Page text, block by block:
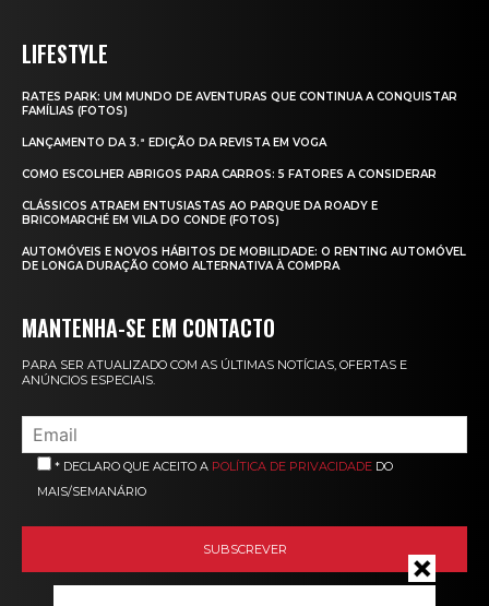
LIFESTYLE
RATES PARK: UM MUNDO DE AVENTURAS QUE CONTINUA A CONQUISTAR
FAMÍLIAS (FOTOS)
LANÇAMENTO DA 3.ª EDIÇÃO DA REVISTA EM VOGA
COMO ESCOLHER ABRIGOS PARA CARROS: 5 FATORES A CONSIDERAR
CLÁSSICOS ATRAEM ENTUSIASTAS AO PARQUE DA ROADY E
BRICOMARCHÉ EM VILA DO CONDE (FOTOS)
AUTOMÓVEIS E NOVOS HÁBITOS DE MOBILIDADE: O RENTING AUTOMÓVEL
DE LONGA DURAÇÃO COMO ALTERNATIVA À COMPRA
MANTENHA-SE EM CONTACTO
PARA SER ATUALIZADO COM AS ÚLTIMAS NOTÍCIAS, OFERTAS E
ANÚNCIOS ESPECIAIS.
* DECLARO QUE ACEITO A POLÍTICA DE PRIVACIDADE DO
MAIS/SEMANÁRIO